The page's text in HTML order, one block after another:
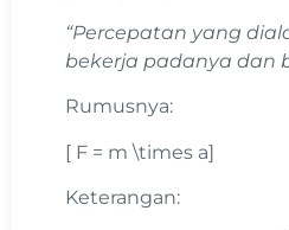
“Percepatan yang
bekerja padanya dan
Rumusnya:
[ F = m \times a]
Keterangan: